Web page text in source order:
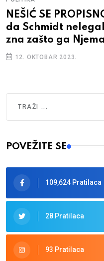
NEŠIĆ SE
da Schmidt
zna zašto ga
12. OKTOBAR 2023.
Type 2 or more characters
POVEŽITE SE
109,624 Pratilaca
28 Pratilaca
93 Pratilaca